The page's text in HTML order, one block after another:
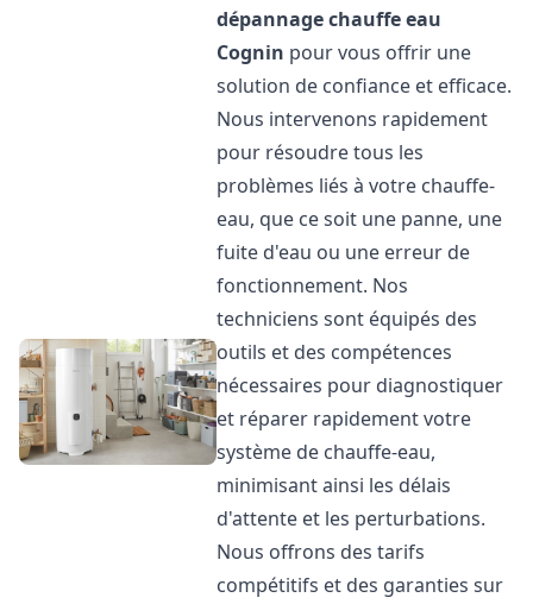
dépannage chauffe eau
Cognin pour vous offrir une
solution de confiance et efficace.
Nous intervenons rapidement
pour résoudre tous les
problèmes liés à votre chauffe-
eau, que ce soit une panne, une
fuite d'eau ou une erreur de
fonctionnement. Nos
techniciens sont équipés des
outils et des compétences
nécessaires pour diagnostiquer
et réparer rapidement votre
système de chauffe-eau,
minimisant ainsi les délais
d'attente et les perturbations.
Nous offrons des tarifs
compétitifs et des garanties sur